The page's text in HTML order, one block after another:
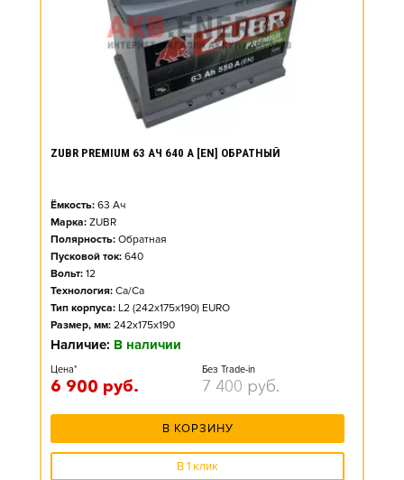
ZUBR PREMIUM 63 АЧ 640 А [EN] ОБРАТНЫЙ
Ёмкость: 63 Ач
Марка: ZUBR
Полярность: Обратная
Пусковой ток: 640
Вольт: 12
Технология: Ca/Ca
Тип корпуса: L2 (242x175x190) EURO
Размер, мм: 242x175x190
Наличие: В наличии
Цена*
6 900 руб.
Без Trade-in
7 400 руб.
В КОРЗИНУ
В 1 клик